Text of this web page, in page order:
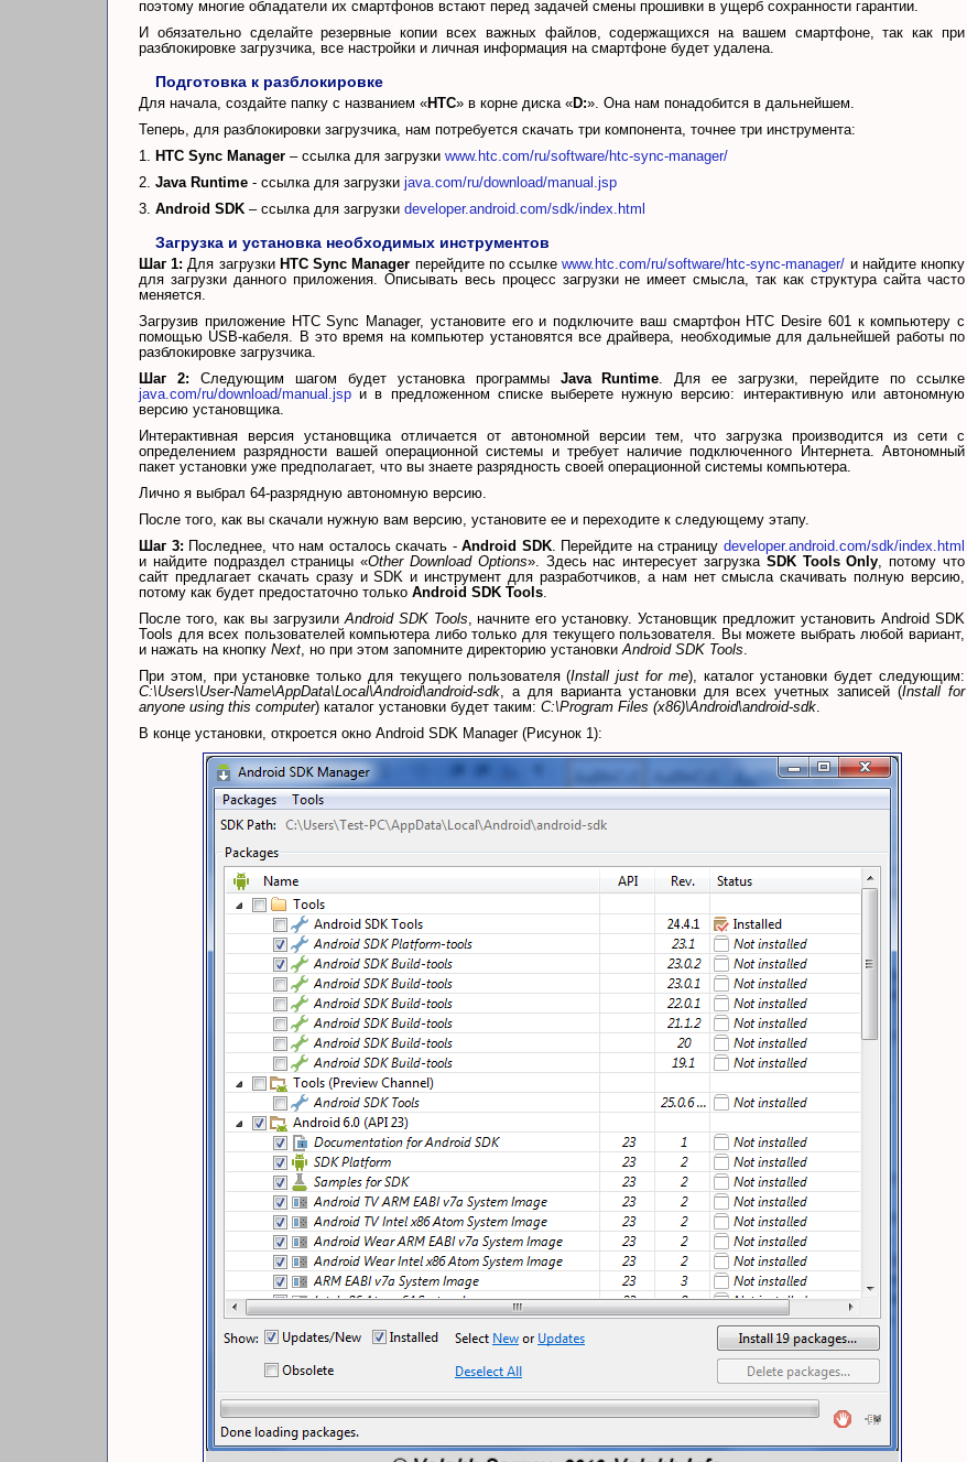
поэтому многие обладатели их смартфонов встают перед задачей смены прошивки в ущерб сохранности гарантии.
И обязательно сделайте резервные копии всех важных файлов, содержащихся на вашем смартфоне, так как при
разблокировке загрузчика, все настройки и личная информация на смартфоне будет удалена.
Подготовка к разблокировке
Для начала, создайте папку с названием «HTC» в корне диска «D:». Она нам понадобится в дальнейшем.
Теперь, для разблокировки загрузчика, нам потребуется скачать три компонента, точнее три инструмента:
1. HTC Sync Manager – ссылка для загрузки www.htc.com/ru/software/htc-sync-manager/
2. Java Runtime - ссылка для загрузки java.com/ru/download/manual.jsp
3. Android SDK – ссылка для загрузки developer.android.com/sdk/index.html
Загрузка и установка необходимых инструментов
Шаг 1: Для загрузки HTC Sync Manager перейдите по ссылкеwww.htc.com/ru/software/htc-sync-manager/ и найдите кнопку
для загрузки данного приложения. Описывать весь процесс загрузки не имеет смысла, так как структура сайта часто
меняется.
Загрузив приложение HTC Sync Manager, установите его и подключите ваш смартфон HTC Desire 601 к компьютеру с
помощью USB-кабеля. В это время на компьютер установятся все драйвера, необходимые для дальнейшей работы по
разблокировке загрузчика.
Шаг 2: Следующим шагом будет установка программы Java Runtime. Для ее загрузки, перейдите по ссылке
java.com/ru/download/manual.jsp и в предложенном списке выберете нужную версию: интерактивную или автономную
версию установщика.
Интерактивная версия установщика отличается от автономной версии тем, что загрузка производится из сети с
определением разрядности вашей операционной системы и требует наличие подключенного Интернета. Автономный
пакет установки уже предполагает, что вы знаете разрядность своей операционной системы компьютера.
Лично я выбрал 64-разрядную автономную версию.
После того, как вы скачали нужную вам версию, установите ее и переходите к следующему этапу.
Шаг 3: Последнее, что нам осталось скачать -Android SDK. Перейдите на страницуdeveloper.android.com/sdk/index.html
и найдите подраздел страницы «Other Download Options». Здесь нас интересует загрузка SDK Tools Only, потому что
сайт предлагает скачать сразу и SDK и инструмент для разработчиков, а нам нет смысла скачивать полную версию,
потому как будет предостаточно только Android SDK Tools.
После того, как вы загрузилиAndroid SDK Tools, начните его установку. Установщик предложит установить Android SDK
Tools для всех пользователей компьютера либо только для текущего пользователя. Вы можете выбрать любой вариант,
и нажать на кнопку Next, но при этом запомните директорию установкиAndroid SDK Tools.
При этом, при установке только для текущего пользователя (Install just for me), каталог установки будет следующим:
C:\Users\User-Name\AppData\Local\Android\android-sdk, а для варианта установки для всех учетных записей (Install for
anyone using this computer) каталог установки будет таким: C:\Program Files (x86)\Android\android-sdk.
В конце установки, откроется окно Android SDK Manager (Рисунок 1):